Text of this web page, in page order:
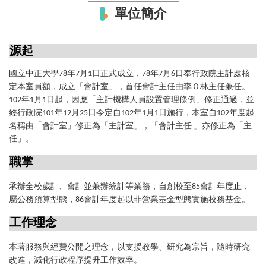
單位簡介
源起
國立中正大學78年7月 1 日正式成立， 78年7月 6 日奉行政院主計處核
定本室員額，成立「會計室」，首任會計主任由李Ｏ林主任兼任。
102年1月 1 日起，因應「主計機構人員設置管理條例」修正通過，並
經行政院101年12月 25 日令定自 102年1月 1 日施行，本室自 102年度起
名稱由「會計室」修正為「主計室」，「會計主任 」亦修正為「主
任」。
職掌
承辦全校歲計、會計並兼辦統計等業務，自創校至85會計年度止，
屬公務預算型態， 86會計年度起以非營業基金型態實施校務基金。
工作理念
本著服務與經費公開之理念，以支援教學、研究為宗旨，隨時研究
改進，減化行政程序提升工作效率。